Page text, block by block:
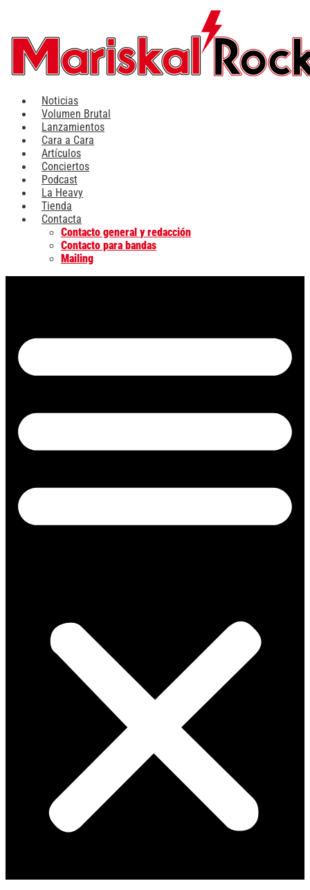
contenido
Noticias
Volumen Brutal
Lanzamientos
Cara a Cara
Artículos
Conciertos
Podcast
La Heavy
Tienda
Contacta
Contacto general y redacción
Contacto para bandas
Mailing